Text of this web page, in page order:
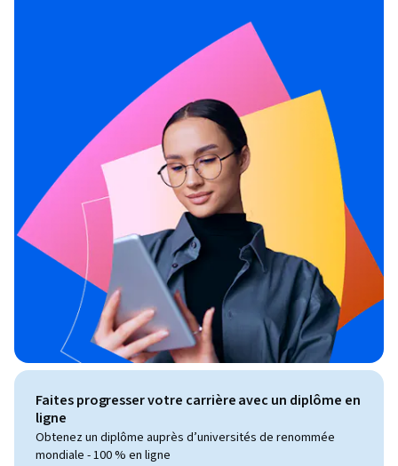
Faites progresser votre carrière avec un diplôme en
ligne
Obtenez un diplôme auprès d’universités de renommée
mondiale - 100 % en ligne